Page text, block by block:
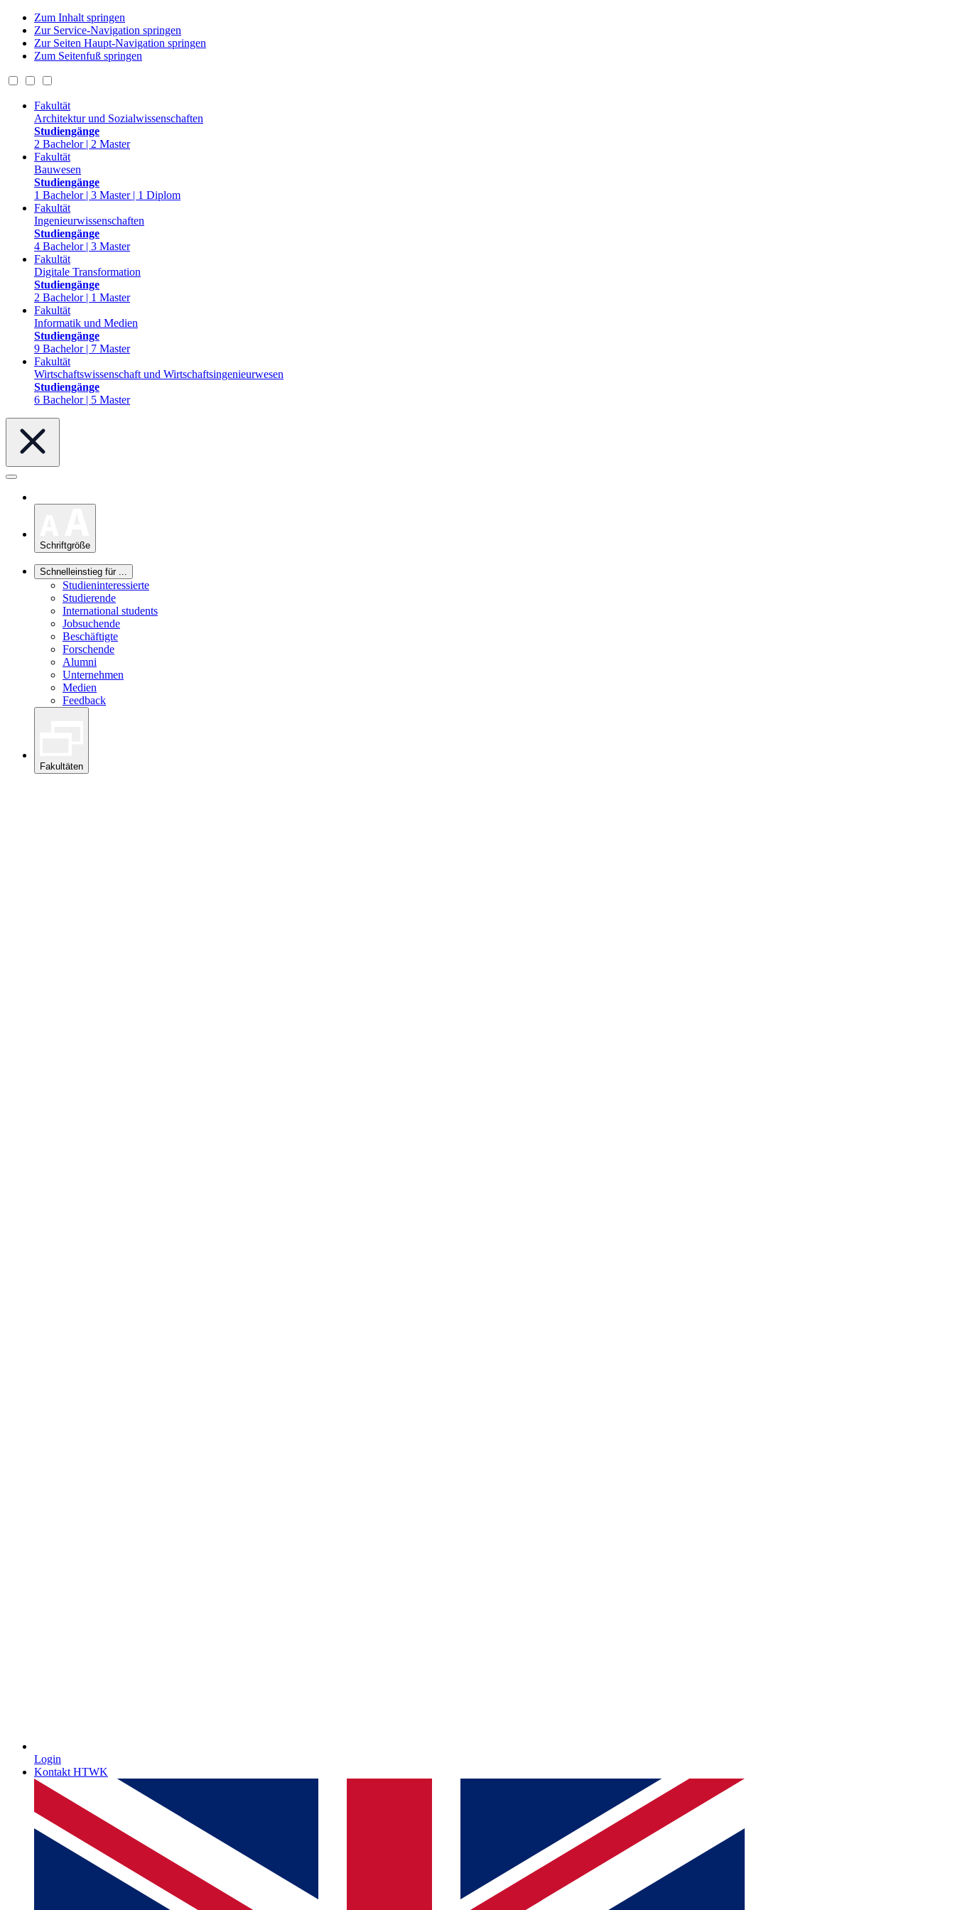
Zum Inhalt springen
Zur Service-Navigation springen
Zur Seiten Haupt-Navigation springen
Zum Seitenfuß springen
Fakultät
Architektur und Sozialwissenschaften
Studiengänge
2 Bachelor | 2 Master
Fakultät
Bauwesen
Studiengänge
1 Bachelor | 3 Master | 1 Diplom
Fakultät
Ingenieurwissenschaften
Studiengänge
4 Bachelor | 3 Master
Fakultät
Digitale Transformation
Studiengänge
2 Bachelor | 1 Master
Fakultät
Informatik und Medien
Studiengänge
9 Bachelor | 7 Master
Fakultät
Wirtschaftswissenschaft und Wirtschaftsingenieurwesen
Studiengänge
6 Bachelor | 5 Master
Schriftgröße
Schnelleinstieg für ...
Studieninteressierte
Studierende
International students
Jobsuchende
Beschäftigte
Forschende
Alumni
Unternehmen
Medien
Feedback
Fakultäten
Login
Kontakt HTWK